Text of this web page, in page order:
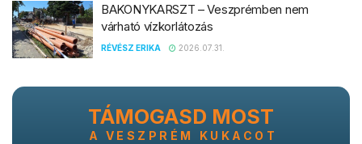
BAKONYKARSZT – Veszprémben nem
várható vízkorlátozás
RÉVÉSZ ERIKA 2026.07.31.
TÁMOGASD MOST
A VESZPRÉM KUKACOT